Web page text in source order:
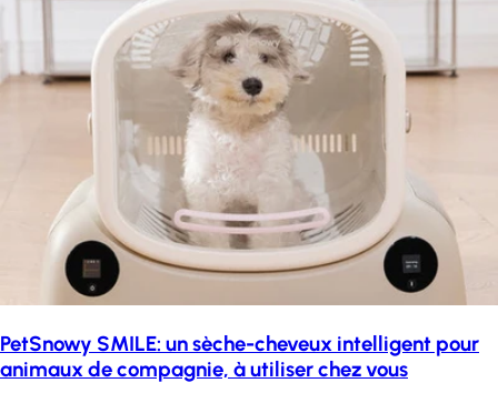
PetSnowy SMILE: un sèche-cheveux intelligent pour
animaux de compagnie, à utiliser chez vous